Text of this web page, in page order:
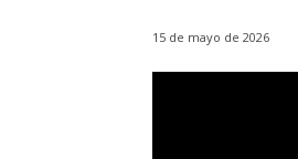
15 de mayo de 2026